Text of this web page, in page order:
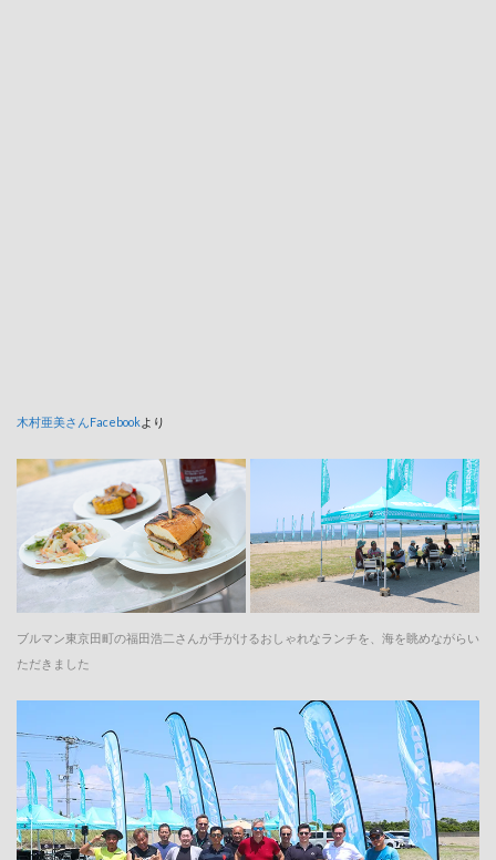
木村亜美さんFacebookより
ブルマン東京田町の福田浩二さんが手がけるおしゃれなランチを、海を眺めながらい
ただきました